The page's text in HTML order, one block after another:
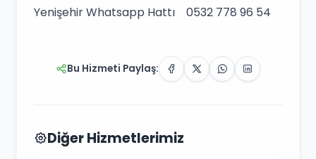
Yenişehir Whatsapp Hattı 0532 778 96 54
Bu Hizmeti Paylaş:
Diğer Hizmetlerimiz